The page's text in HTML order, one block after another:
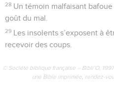
28 Un témoin malfaisant
goût du mal.
29 Les insolents s’exposent à
recevoir des coups.
© Société biblique française – Bibli’O,
une Bible imprimée, rendez-